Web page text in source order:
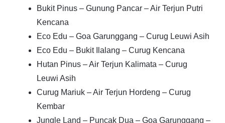
Bukit Pinus – Gunung Pancar – Air Terjun Putri
Kencana
Eco Edu – Goa Garunggang – Curug Leuwi Asih
Eco Edu – Bukit Ilalang – Curug Kencana
Hutan Pinus – Air Terjun Kalimata – Curug
Leuwi Asih
Curug Mariuk – Air Terjun Hordeng – Curug
Kembar
Jungle Land – Puncak Dua – Goa Garunggang –